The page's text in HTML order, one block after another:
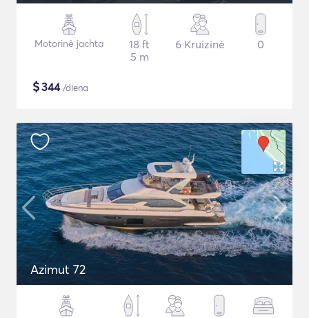
Motorinė jachta
18 ft
5 m
6 Kruizinė 0
$344/diena
Azimut 72